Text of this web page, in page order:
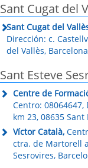
Sant Cugat del
Sant Cugat del
Dirección: c.
del Vallès, Barcelona
Sant Esteve
Centre de
Centro:
km 23, 08635
Víctor Català,
ctra. de Martorell
Sesrovires,